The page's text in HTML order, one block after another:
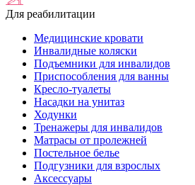
Для реабилитации
Медицинские кровати
Инвалидные коляски
Подъемники для инвалидов
Приспособления для ванны
Кресло-туалеты
Насадки на унитаз
Ходунки
Тренажеры для инвалидов
Матрасы от пролежней
Постельное белье
Подгузники для взрослых
Аксессуары